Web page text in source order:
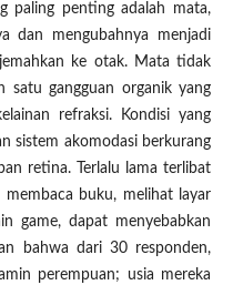
paling penting adalah mata,
dan mengubahnya menjadi
ke otak. Mata tidak
satu gangguan organik yang
refraksi. Kondisi yang
sistem akomodasi berkurang
retina. Terlalu lama terlibat
buku, melihat layar
game, dapat menyebabkan
bahwa dari 30 responden,
perempuan; usia mereka